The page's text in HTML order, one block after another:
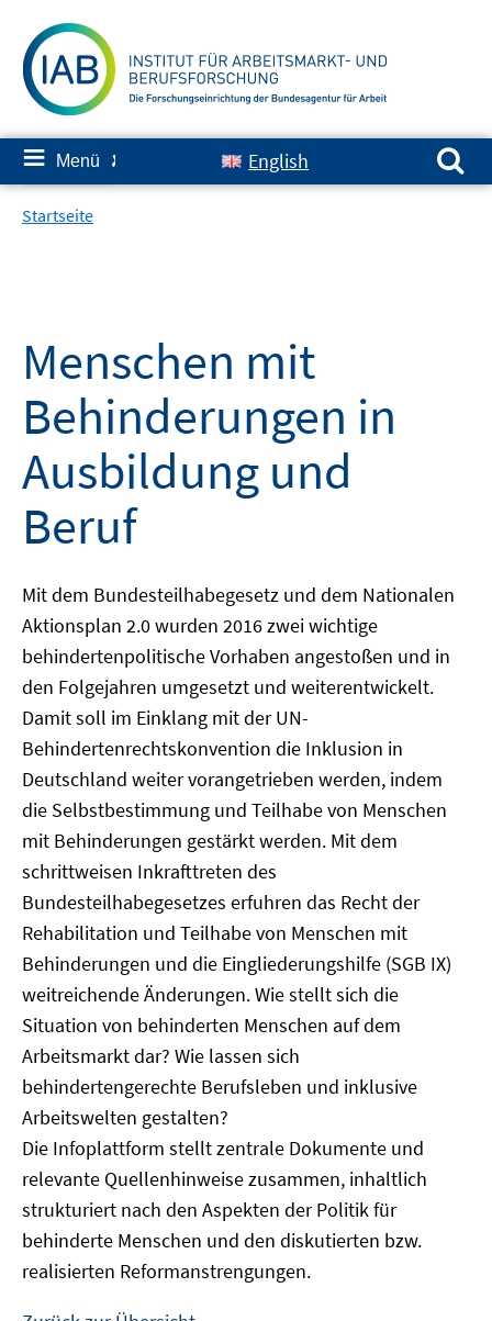
zum
Inhalt
≡ Menü ✘ English
Suchen nach:
Startseite
Menschen mit
Behinderungen in
Ausbildung und
Beruf
Mit dem Bundesteilhabegesetz und dem Nationalen
Aktionsplan 2.0 wurden 2016 zwei wichtige
behindertenpolitische Vorhaben angestoßen und in
den Folgejahren umgesetzt und weiterentwickelt.
Damit soll im Einklang mit der UN-
Behindertenrechtskonvention die Inklusion in
Deutschland weiter vorangetrieben werden, indem
die Selbstbestimmung und Teilhabe von Menschen
mit Behinderungen gestärkt werden. Mit dem
schrittweisen Inkrafttreten des
Bundesteilhabegesetzes erfuhren das Recht der
Rehabilitation und Teilhabe von Menschen mit
Behinderungen und die Eingliederungshilfe (SGB IX)
weitreichende Änderungen. Wie stellt sich die
Situation von behinderten Menschen auf dem
Arbeitsmarkt dar? Wie lassen sich
behindertengerechte Berufsleben und inklusive
Arbeitswelten gestalten?
Die Infoplattform stellt zentrale Dokumente und
relevante Quellenhinweise zusammen, inhaltlich
strukturiert nach den Aspekten der Politik für
behinderte Menschen und den diskutierten bzw.
realisierten Reformanstrengungen.